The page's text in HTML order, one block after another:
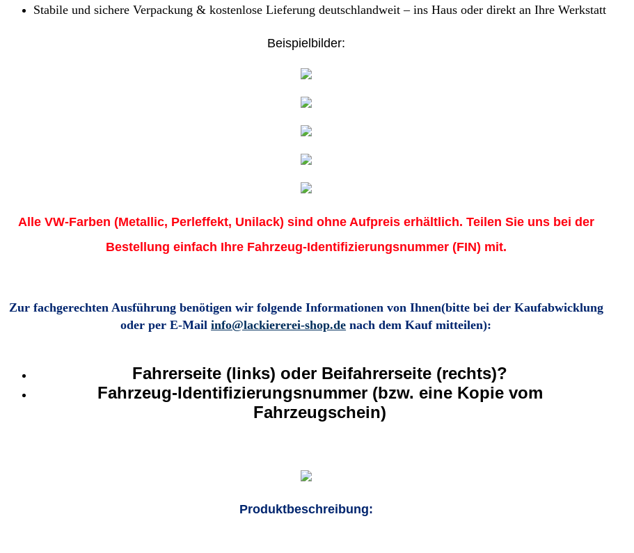
Stabile und sichere Verpackung & kostenlose Lieferung deutschlandweit – ins Haus oder direkt an Ihre Werkstatt
Beispielbilder:
Alle VW-Farben (Metallic, Perleffekt, Unilack) sind ohne Aufpreis erhältlich. Teilen Sie uns bei der
Bestellung einfach Ihre Fahrzeug-Identifizierungsnummer (FIN) mit.
Zur fachgerechten Ausführung benötigen wir folgende Informationen von Ihnen(bitte bei der Kaufabwicklung
oder per E-Mailinfo@lackiererei-shop.de nach dem Kauf mitteilen):
Fahrerseite (links) oder Beifahrerseite (rechts)?
Fahrzeug-Identifizierungsnummer (bzw. eine Kopie vom
Fahrzeugschein)
Produktbeschreibung: